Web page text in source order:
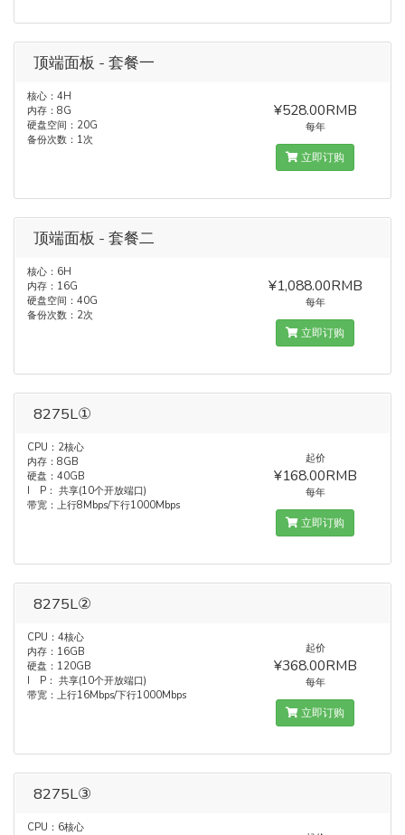
顶端面板 - 套餐一
核心：4H
内存：8G
硬盘空间：20G
备份次数：1次
¥528.00RMB
每年
立即订购
顶端面板 - 套餐二
核心：6H
内存：16G
硬盘空间：40G
备份次数：2次
¥1,088.00RMB
每年
立即订购
8275L①
CPU：2核心
内存：8GB
硬盘：40GB
I P： 共享(10个开放端口)
带宽：上行8Mbps/下行1000Mbps
起价
¥168.00RMB
每年
立即订购
8275L②
CPU：4核心
内存：16GB
硬盘：120GB
I P： 共享(10个开放端口)
带宽：上行16Mbps/下行1000Mbps
起价
¥368.00RMB
每年
立即订购
8275L③
CPU：6核心